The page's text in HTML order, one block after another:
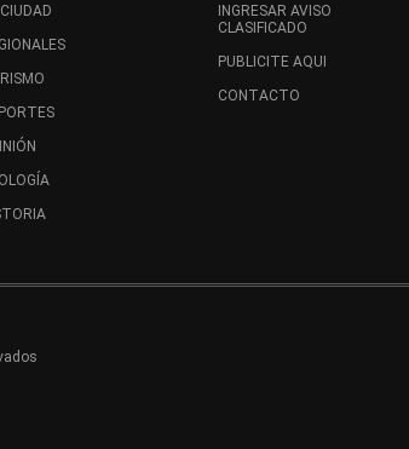
INGRESAR AVISO
CLASIFICADO
PUBLICITE AQUI
CONTACTO